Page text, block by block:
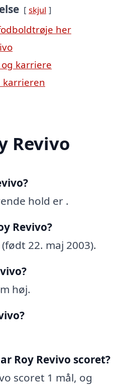
skjul
her
og karriere
Revivo
hold er .
Revivo?
22. maj 2003).
høj.
Roy Revivo scoret?
scoret 1 mål, og